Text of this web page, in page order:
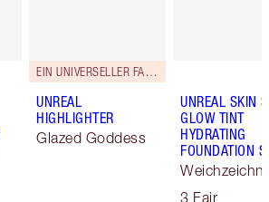
EIN UNIVERSELLER FARBTON.
UNREAL
HIGHLIGHTER
Glazed Goddess
UNREAL SKIN
GLOW TINT
HYDRATING
FOUNDATION
3 Fair